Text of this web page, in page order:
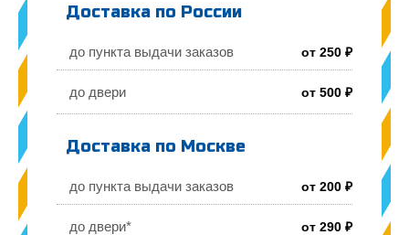
Доставка по России
до пункта выдачи заказов от 250 ₽
до двери от 500 ₽
Доставка по Москве
до пункта выдачи заказов от 200 ₽
до двери* от 290 ₽